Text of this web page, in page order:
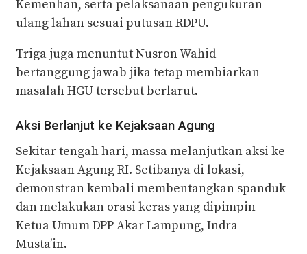
Kemenhan, serta pelaksanaan pengukuran
ulang lahan sesuai putusan RDPU.
Triga juga menuntut Nusron Wahid
bertanggung jawab jika tetap membiarkan
masalah HGU tersebut berlarut.
Aksi Berlanjut ke Kejaksaan Agung
Sekitar tengah hari, massa melanjutkan aksi ke
Kejaksaan Agung RI. Setibanya di lokasi,
demonstran kembali membentangkan spanduk
dan melakukan orasi keras yang dipimpin
Ketua Umum DPP Akar Lampung, Indra
Musta’in.